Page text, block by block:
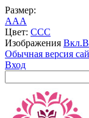
Размер:
AAA
Цвет: CCC
Изображения Вкл.
Обычная версия
Вход